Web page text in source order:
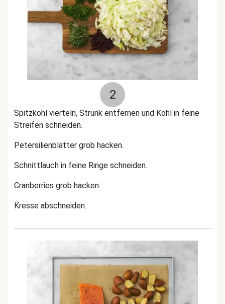
2
Spitzkohl vierteln, Strunk entfernen und Kohl in feine
Streifen schneiden.
Petersilienblätter grob hacken.
Schnittlauch in feine Ringe schneiden.
Cranberries grob hacken.
Kresse abschneiden.